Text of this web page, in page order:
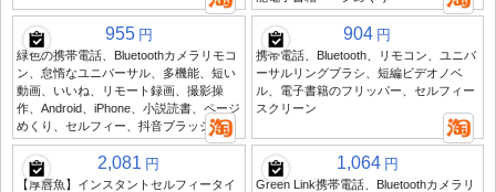
955 円
緑色の携帯電話、Bluetoothカメラリモコ
ン、怠惰なユニバーサル、多機能、短い
動画、いいね、リモート録画、撮影操
作、Android、iPhone、小説読書、ページ
めくり、セルフィー、抖音ブラッシング
904 円
携帯電話、Bluetooth、リモコン、ユニバ
ーサルリングブラシ、短編ビデオノベ
ル、電子書籍のフリッパー、セルフィー
スクリーン
2,081 円
【厚唇魚】インスタントセルフィータイ
1,064 円
Green Link携帯電話、Bluetoothカメラリ